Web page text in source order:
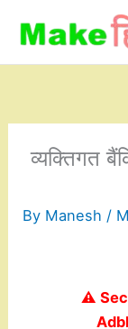
content
व्यक्तिगत
By Manesh /
⚠️